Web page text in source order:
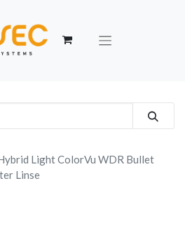
Light ColorVu WDR Bullet
Linse